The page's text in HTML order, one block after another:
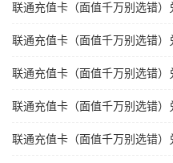
联通充值卡（面值千万别选错）
联通充值卡（面值千万别选错）
联通充值卡（面值千万别选错）
联通充值卡（面值千万别选错）
联通充值卡（面值千万别选错）